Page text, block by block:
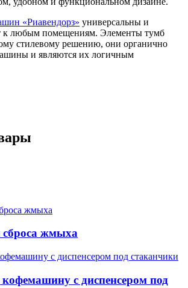
«Риавендорз» универсальны и
к любым помещениям. Элементы тумб
стилевому решению, они органично
и являются их логичным
сброса жмыха
с диспенсером под